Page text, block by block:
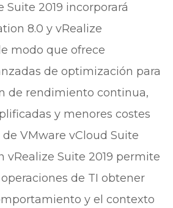
Suite 2019 incorporará
8.0 y vRealize
modo que ofrece
de optimización para
de rendimiento continua,
y menores costes
VMware vCloud Suite
vRealize Suite 2019 permite
de TI obtener
y el contexto